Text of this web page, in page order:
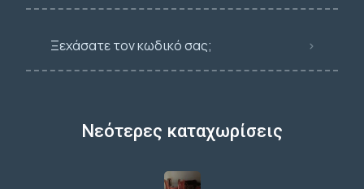
Ξεχάσατε τον κωδικό σας;
Νεότερες καταχωρίσεις